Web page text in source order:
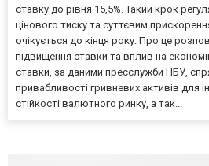
ставку до рівня 15,5%. Такий крок
цінового тиску та суттєвим
очікується до кінця року. Про це
підвищення ставки та вплив на
ставки, за даними пресслужби НБУ,
привабливості гривневих активів для
стійкості валютного ринку, а так...